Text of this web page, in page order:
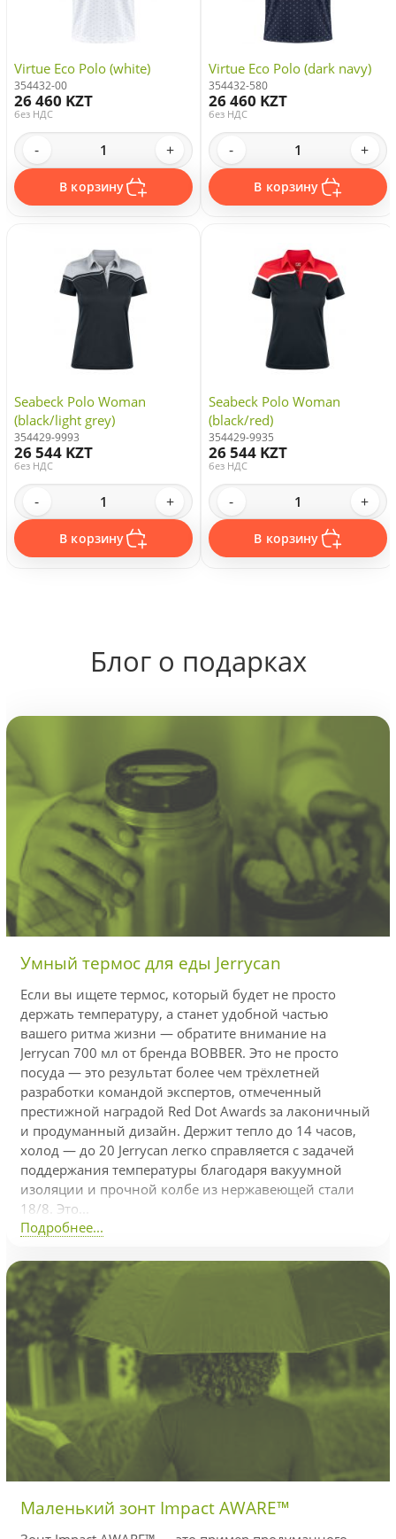
Virtue Eco Polo (white)
354432-00
26 460 KZT
без НДС
- +
В корзину
Virtue Eco Polo (dark navy)
354432-580
26 460 KZT
без НДС
- +
В корзину
Seabeck Polo Woman
(black/light grey)
354429-9993
26 544 KZT
без НДС
- +
В корзину
Seabeck Polo Woman
(black/red)
354429-9935
26 544 KZT
без НДС
- +
В корзину
Блог о подарках
Умный термос для еды Jerrycan
Если вы ищете термос, который будет не просто
держать температуру, а станет удобной частью
вашего ритма жизни — обратите внимание на
Jerrycan 700 мл от бренда BOBBER. Это не просто
посуда — это результат более чем трёхлетней
разработки командой экспертов, отмеченный
престижной наградой Red Dot Awards за лаконичный
и продуманный дизайн. Держит тепло до 14 часов,
холод — до 20 Jerrycan легко справляется с задачей
поддержания температуры благодаря вакуумной
изоляции и прочной колбе из нержавеющей стали
18/8. Это...
Подробнее...
Маленький зонт Impact AWARE™